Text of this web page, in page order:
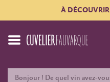
À DÉCOUVRIR